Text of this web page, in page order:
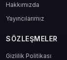
Hakkımızda
Yayıncılarımız
SÖZLEŞMELER
Gizlilik Politikası